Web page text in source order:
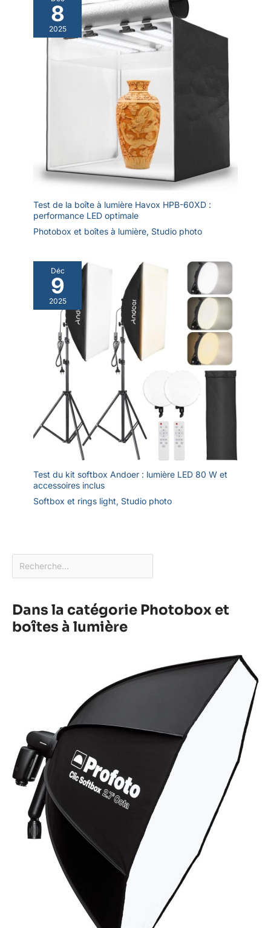
8
2025
Test de la boîte à lumière Havox HPB-60XD :
performance LED optimale
Photobox et boîtes à lumière, Studio photo
Déc
9
2025
Test du kit softbox Andoer : lumière LED 80 W et
accessoires inclus
Softbox et rings light, Studio photo
Dans la catégorie Photobox et
boîtes à lumière